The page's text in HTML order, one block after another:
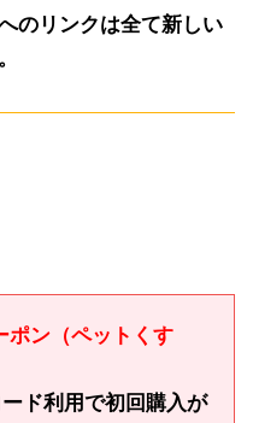
のリンクは全て新しい
ポン（ペットくす
ド利用で初回購入が